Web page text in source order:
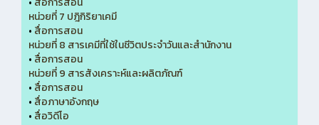
หน่วยที่ 7 ปฎิกิริยาเคมี
• สื่อการสอน
หน่วยที่ 8 สารเคมีที่ใช้ในชีวิตประจำวันและสำนักงาน
• สื่อการสอน
หน่วยที่ 9 สารสังเคราะห์และผลิตภัณฑ์
• สื่อการสอน
• สื่อภาษาอังกฤษ
• สื่อวิดีโอ